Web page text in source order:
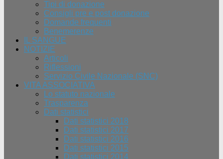
Tipi di donazione
Consigli pre e post donazione
Domande frequenti
Benemerenze
IL SANGUE
NOTIZIE
Articoli
Riflessioni
Servizio Civile Nazionale (SNC)
VITA ASSOCIATIVA
Lo statuto nazionale
Trasparenza
Dati statistici
Dati statistici 2018
Dati statistici 2017
Dati statistici 2016
Dati statistici 2015
Dati statistici 2014